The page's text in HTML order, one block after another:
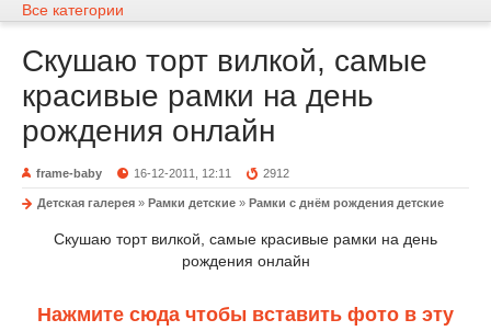
Все категории
Скушаю торт вилкой, самые
красивые рамки на день
рождения онлайн
frame-baby 16-12-2011, 12:11 2912
Детская галерея » Рамки детские » Рамки с днём рождения детские
Скушаю торт вилкой, самые красивые рамки на день
рождения онлайн
Нажмите сюда чтобы вставить фото в эту